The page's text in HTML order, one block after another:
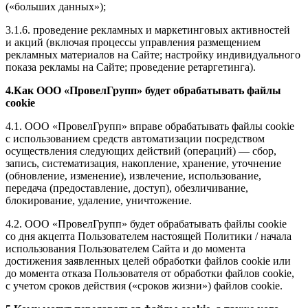
(«больших данных»);
3.1.6. проведение рекламных и маркетинговых активностей
и акций (включая процессы управления размещением
рекламных материалов на Сайте; настройку индивидуального
показа рекламы на Сайте; проведение ретаргетинга).
4.Как ООО «ПровелГрупп» будет обрабатывать файлы
cookie
4.1. ООО «ПровелГрупп» вправе обрабатывать файлы cookie
с использованием средств автоматизации посредством
осуществления следующих действий (операций) — сбор,
запись, систематизация, накопление, хранение, уточнение
(обновление, изменение), извлечение, использование,
передача (предоставление, доступ), обезличивание,
блокирование, удаление, уничтожение.
4.2. ООО «ПровелГрупп» будет обрабатывать файлы cookie
со дня акцепта Пользователем настоящей Политики / начала
использования Пользователем Сайта и до момента
достижения заявленных целей обработки файлов cookie или
до момента отказа Пользователя от обработки файлов cookie,
с учетом сроков действия («сроков жизни») файлов cookie.